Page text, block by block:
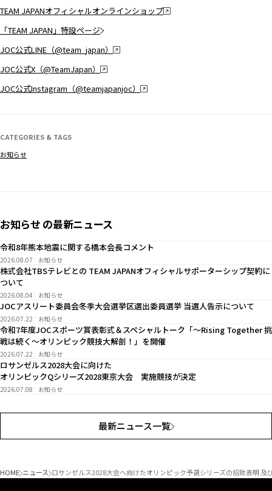
TEAM JAPANオフィシャルオンラインショップ
「TEAM JAPAN」特設ページ
JOC公式LINE（@team_japan）
JOC公式X（@TeamJapan）
JOC公式Instagram（@teamjapanjoc）
CATEGORIES & TAGS
お知らせ
お知らせ の最新ニュース
令和8年熊本地震に関する橋本会長コメント
2026.08.07 お知らせ
株式会社TBSテレビとの TEAM JAPANオフィシャルサポーターシップ契約に
ついて
2026.08.04 お知らせ
JOCアスリート委員会冬季大会選挙区選出委員選挙 当選人告示について
2026.07.22 お知らせ
令和7年度JOCスポーツ賞表彰式＆スペシャルトーク「～Rising Together 挑
戦は続く～オリンピック競技大解剖！」を開催
2026.07.22 お知らせ
ロサンゼルス2028大会に向けた
オリンピックQシリーズ2028東京大会 実施競技が決定
2026.07.08 お知らせ
最新ニュース一覧
HOME ニュース ロサンゼルス2028大会へ向けたオリンピック予選シリーズの招致表明 及